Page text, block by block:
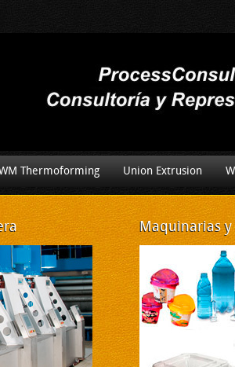
Thermoforming Union Extrusion
Maquinariasy